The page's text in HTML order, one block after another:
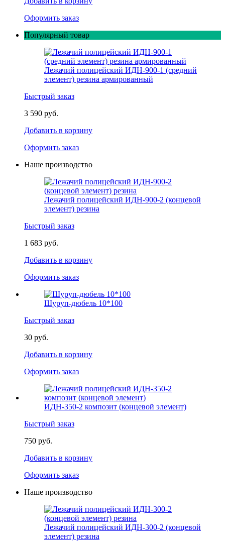
Оформить заказ
Популярный товар
Лежачий полицейский ИДН-900-1 (средний
элемент) резина армированный
Быстрый заказ
3 590 руб.
Добавить в корзину
Оформить заказ
Наше производство
Лежачий полицейский ИДН-900-2 (концевой
элемент) резина
Быстрый заказ
1 683 руб.
Добавить в корзину
Оформить заказ
Шуруп-дюбель 10*100
Быстрый заказ
30 руб.
Добавить в корзину
Оформить заказ
ИДН-350-2 композит (концевой элемент)
Быстрый заказ
750 руб.
Добавить в корзину
Оформить заказ
Наше производство
Лежачий полицейский ИДН-300-2 (концевой
элемент) резина